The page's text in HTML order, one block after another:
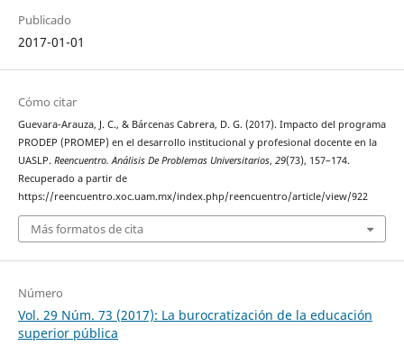
Publicado
2017-01-01
Cómo citar
Guevara-Arauza, J. C., & Bárcenas Cabrera, D. G. (2017). Impacto del programa
PRODEP (PROMEP) en el desarrollo institucional y profesional docente en la
UASLP. Reencuentro. Análisis De Problemas Universitarios, 29(73), 157–174.
Recuperado a partir de
https://reencuentro.xoc.uam.mx/index.php/reencuentro/article/view/922
Más formatos de cita
Número
Vol. 29 Núm. 73 (2017): La burocratización de la educación
superior pública